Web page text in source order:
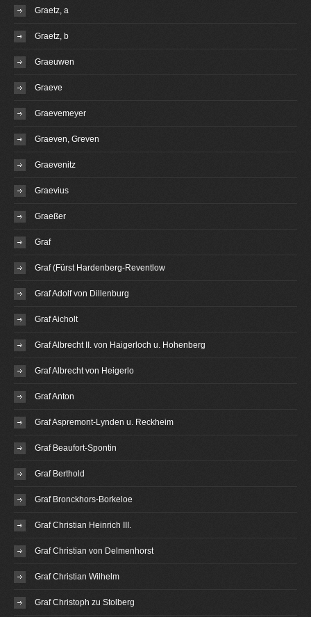
Graetz, a
Graetz, b
Graeuwen
Graeve
Graevemeyer
Graeven, Greven
Graevenitz
Graevius
Graeßer
Graf
Graf (Fürst Hardenberg-Reventlow
Graf Adolf von Dillenburg
Graf Aicholt
Graf Albrecht II. von Haigerloch u. Hohenberg
Graf Albrecht von Heigerlo
Graf Anton
Graf Aspremont-Lynden u. Reckheim
Graf Beaufort-Spontin
Graf Berthold
Graf Bronckhors-Borkeloe
Graf Christian Heinrich III.
Graf Christian von Delmenhorst
Graf Christian Wilhelm
Graf Christoph zu Stolberg